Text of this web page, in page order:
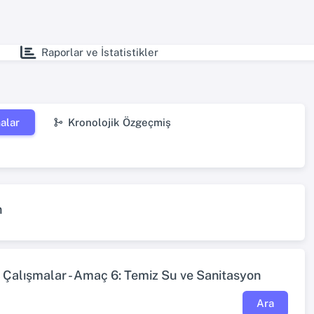
Raporlar ve İstatistikler
Kronolojik Özgeçmiş
- Amaç 6: Temiz Su ve Sanitasyon
Ara